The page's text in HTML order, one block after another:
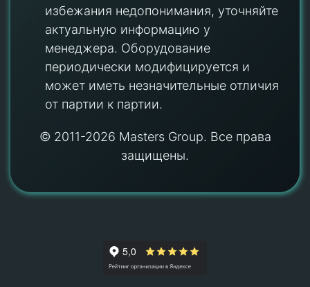
избежания недопонимания, уточняйте
актуальную информацию у
менеджера. Оборудование
периодически модифицируется и
может иметь незначительные отличия
от партии к партии.
© 2011-2026 Masters Group. Все права
защищены.